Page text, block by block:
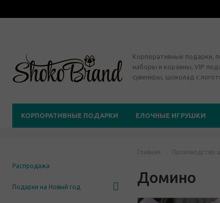
Корпоративные подарки,
наборы и корзины, VIP
сувениры, шоколад с
КОРПОРАТИВНЫЕ ПОДАРКИ ЕЛОЧНЫЕ ИГРУШКИ
Распродажа
Подарки на Новый год
Главная - Производство
Домино